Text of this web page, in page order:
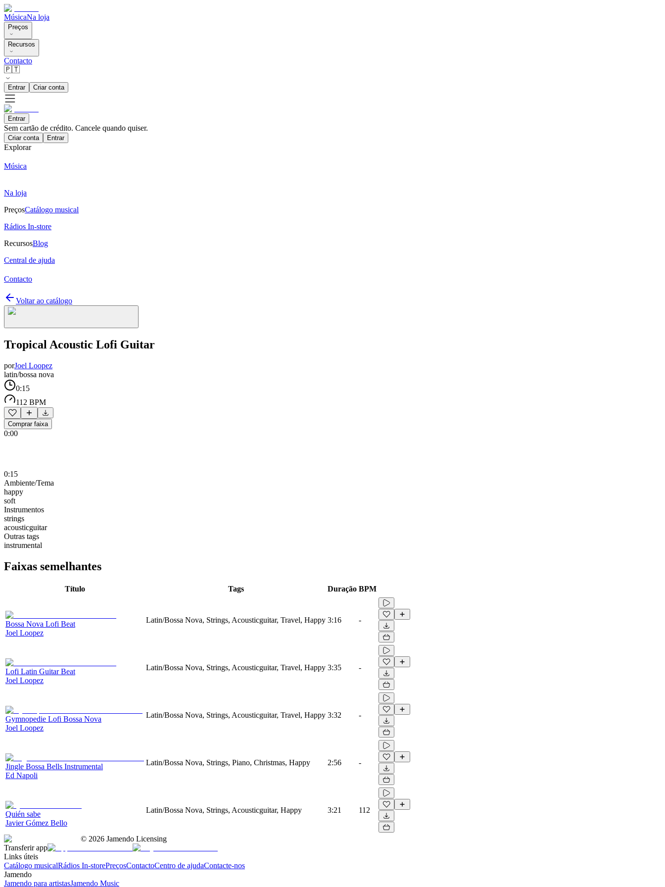
MúsicaNa loja
Preços
Recursos
Contacto
🇵🇹
Entrar Criar conta
Entrar
Sem cartão de crédito. Cancele quando quiser.
Criar conta Entrar
Explorar
Música
Na loja
PreçosCatálogo musical
Rádios In-store
RecursosBlog
Central de ajuda
Contacto
Voltar ao catálogo
Tropical Acoustic Lofi Guitar
porJoel Loopez
latin/bossa nova
0:15
112 BPM
Comprar faixa
0:00
0:15
Ambiente/Tema
happy
soft
Instrumentos
strings
acousticguitar
Outras tags
instrumental
Faixas semelhantes
Título Tags Duração BPM
Bossa Nova Lofi Beat
Joel Loopez
Latin/Bossa Nova, Strings, Acousticguitar, Travel, Happy 3:16 -
Lofi Latin Guitar Beat
Joel Loopez
Latin/Bossa Nova, Strings, Acousticguitar, Travel, Happy 3:35 -
Gymnopedie Lofi Bossa Nova
Joel Loopez
Latin/Bossa Nova, Strings, Acousticguitar, Travel, Happy 3:32 -
Jingle Bossa Bells Instrumental
Ed Napoli
Latin/Bossa Nova, Strings, Piano, Christmas, Happy 2:56 -
Quién sabe
Javier Gómez Bello
Latin/Bossa Nova, Strings, Acousticguitar, Happy 3:21 112
© 2026 Jamendo Licensing
Transferir app
Links úteis
Catálogo musicalRádios In-storePreçosContactoCentro de ajudaContacte-nos
Jamendo
Jamendo para artistasJamendo Music